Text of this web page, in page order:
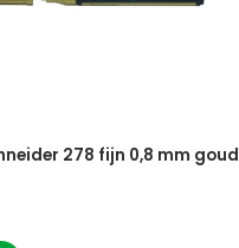
278 fijn 0,8 mm goud